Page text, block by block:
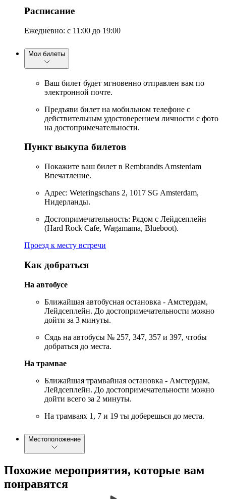
Расписание
Ежедневно: с 11:00 до 19:00
Мои билеты
Ваш билет будет мгновенно отправлен вам по
электронной почте.
Предъяви билет на мобильном телефоне с
действительным удостоверением личности с фото
на достопримечательности.
Пункт выкупа билетов
Покажите ваш билет в Rembrandts Amsterdam
Впечатление.
Адрес: Weteringschans 2, 1017 SG Amsterdam,
Нидерланды.
Достопримечательность: Рядом с Лейдсеплейн
(Hard Rock Cafe, Wagamama, Blueboot).
Проезд к месту встречи
Как добраться
На автобусе
Ближайшая автобусная остановка - Амстердам,
Лейдсеплейн. До достопримечательности можно
дойти за 3 минуты.
Сядь на автобусы № 257, 347, 357 и 397, чтобы
добраться до места.
На трамвае
Ближайшая трамвайная остановка - Амстердам,
Лейдсеплейн. До достопримечательности можно
дойти всего за 2 минуты.
На трамваях 1, 7 и 19 ты доберешься до места.
Местоположение
Похожие мероприятия, которые вам
понравятся